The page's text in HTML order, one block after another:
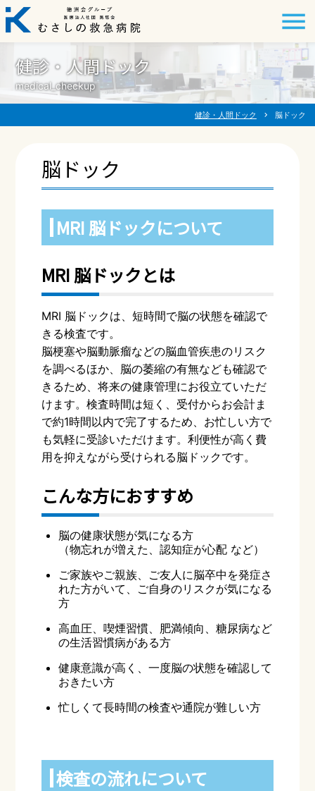
健診・人間ドック
medical_checkup
健診・人間ドック chevron_right 脳ドック
脳ドック
MRI 脳ドックについて
MRI 脳ドックとは
MRI 脳ドックは、短時間で脳の状態を確認で
きる検査です。
脳梗塞や脳動脈瘤などの脳血管疾患のリスク
を調べるほか、脳の萎縮の有無なども確認で
きるため、将来の健康管理にお役立ていただ
けます。 検査時間は短く、受付からお会計ま
で約1時間以内で完了するため、お忙しい方で
も気軽に受診いただけます。 利便性が高く費
用を抑えながら受けられる脳ドックです。
こんな方におすすめ
脳の健康状態が気になる方
（物忘れが増えた、認知症が心配 など）
ご家族やご親族、ご友人に脳卒中を発症さ
れた方がいて、ご自身のリスクが気になる
方
高血圧、喫煙習慣、肥満傾向、糖尿病など
の生活習慣病がある方
健康意識が高く、一度脳の状態を確認して
おきたい方
忙しくて長時間の検査や通院が難しい方
検査の流れについて